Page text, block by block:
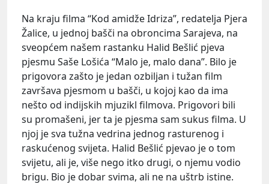
Na kraju filma “Kod amidže Idriza”, redatelja Pjera
Žalice, u jednoj bašči na obroncima Sarajeva, na
sveopćem našem rastanku Halid Bešlić pjeva
pjesmu Saše Lošića “Malo je, malo dana”. Bilo je
prigovora zašto je jedan ozbiljan i tužan film
završava pjesmom u bašči, u kojoj kao da ima
nešto od indijskih mjuzikl filmova. Prigovori bili
su promašeni, jer ta je pjesma sam sukus filma. U
njoj je sva tužna vedrina jednog rasturenog i
raskućenog svijeta. Halid Bešlić pjevao je o tom
svijetu, ali je, više nego itko drugi, o njemu vodio
brigu. Bio je dobar svima, ali ne na uštrb istine.